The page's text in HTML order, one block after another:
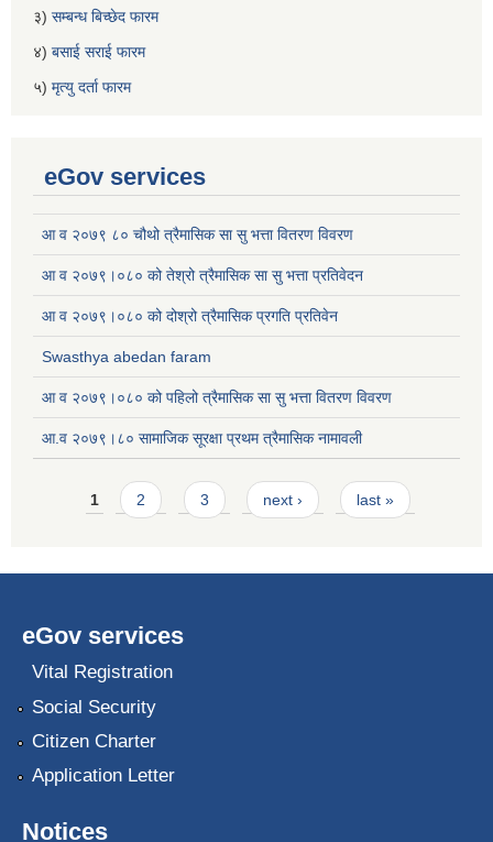
३) सम्बन्ध बिच्छेद फारम
४) बसाई सराई फारम
५) मृत्यु दर्ता फारम
eGov services
आ व २०७९ ८० चौथो त्रैमासिक सा सु भत्ता वितरण विवरण
आ व २०७९।०८० को तेश्रो त्रैमासिक सा सु भत्ता प्रतिवेदन
आ व २०७९।०८० को दोश्रो त्रैमासिक प्रगति प्रतिवेन
Swasthya abedan faram
आ व २०७९।०८० को पहिलो त्रैमासिक सा सु भत्ता वितरण विवरण
आ.व २०७९।८० सामाजिक सूरक्षा प्रथम त्रैमासिक नामावली
Pages
1 2 3 next › last »
eGov services
Vital Registration
Social Security
Citizen Charter
Application Letter
Notices